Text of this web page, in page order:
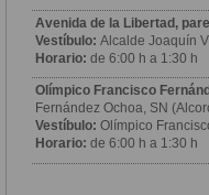
Avenida de la Libertad,
Vestíbulo: Alcalde Joaquín
Horario: de 6:00 h a 1:30 h
Olímpico Francisco
Fernández Ochoa, SN
Vestíbulo: Olímpico
Horario: de 6:00 h a 1:30 h